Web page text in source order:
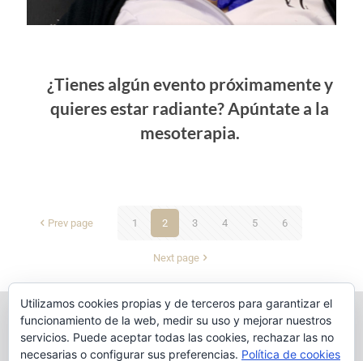
¿Tienes algún evento próximamente y
quieres estar radiante? Apúntate a la
mesoterapia.
Prev page 1 2 3 4 5 6
Next page
Tu servicio dermatológico en C/ Marqués del Arco N°1 1°
Derecha 39008 Santander
Utilizamos cookies propias y de terceros para garantizar el
funcionamiento de la web, medir su uso y mejorar nuestros
servicios. Puede aceptar todas las cookies, rechazar las no
necesarias o configurar sus preferencias. Política de cookies